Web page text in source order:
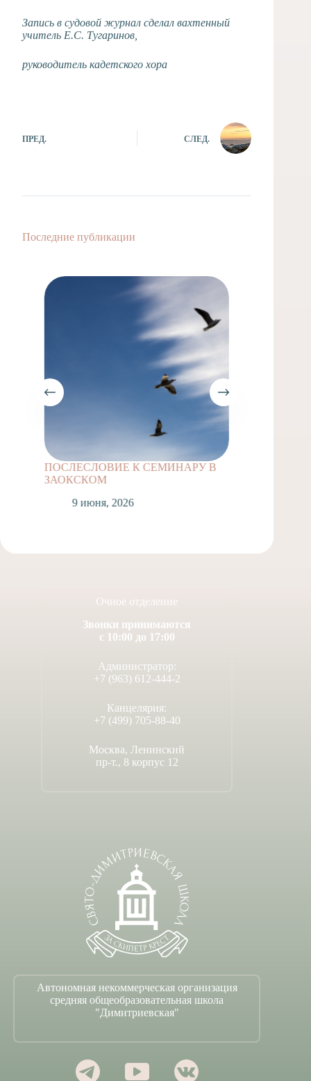
Запись в судовой журнал сделал вахтенный
учитель Е.С. Тугаринов,
руководитель кадетского хора
ПРЕД. СЛЕД.
Последние публикации
ПОСЛЕСЛОВИЕ К СЕМИНАРУ В
ЗАОКСКОМ
9 июня, 2026
Очное отделение
Звонки принимаются
с 10:00 до 17:00
Администратор:
+7 (963) 612-444-2
Канцелярия:
+7 (499) 705-88-40
Москва, Ленинский
пр-т., 8 корпус 12
Автономная некоммерческая организация
средняя общеобразовательная школа
"Димитриевская"